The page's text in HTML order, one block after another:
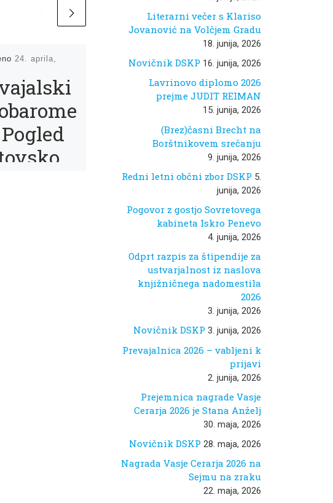
24. aprila,
Objavljeno
Če nisi
preveden,
ne obstajaš
1/6: Klemen
Pisk
Krilatica, da prevajalec oz.
prevajalka dobro opravi
svoje delo, če ostane
anonimen/-a, že dolgo ne
drži. V projektu »Če nisi
preveden, ne […]
Literarni večer s Klariso
Jovanović na Volčjem Gradu
18. junija, 2026
Novičnik DSKP 16. junija, 2026
Lavrinovo diplomo 2026
prejme JUDIT REIMAN
15. junija, 2026
(Brez)časni Brecht na
Borštnikovem srečanju
9. junija, 2026
Redni letni občni zbor DSKP 5.
junija, 2026
Pogovor z gostjo Sovretovega
kabineta Iskro Penevo
4. junija, 2026
Odprt razpis za štipendije za
ustvarjalnost iz naslova
knjižničnega nadomestila
2026
3. junija, 2026
Novičnik DSKP 3. junija, 2026
Prevajalnica 2026 – vabljeni k
prijavi
2. junija, 2026
Prejemnica nagrade Vasje
Cerarja 2026 je Stana Anželj
30. maja, 2026
Novičnik DSKP 28. maja, 2026
Nagrada Vasje Cerarja 2026 na
Sejmu na zraku
22. maja, 2026